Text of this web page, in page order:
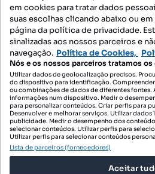
Tipologia
T1
Preço por metro quadrado
47 m²
Andar 3 andar
RE/MAX + Grupo Vantagem
Profissional
em cookies para tratar dados
suas escolhas clicando abaixo ou
página da política de privacidade.
sinalizadas aos nossos parceiros e
navegação. Política de Cookies,
Nós e os nossos parceiros tratamos
Utilizar dados de geolocalização precisos.
do dispositivo para identificação.
ou combinações de dados de diferentes fontes.
informações num dispositivo. Medir o
para personalizar conteúdos. Criar perfis para
Desenvolver e melhorar serviços. Utilizar
publicidade. Medir o desempenho dos
selecionar conteúdos. Utilizar perfis para
Utilizar perfis para selecionar conteúdos
Lista de parceiros (fornecedores)
Aceitar